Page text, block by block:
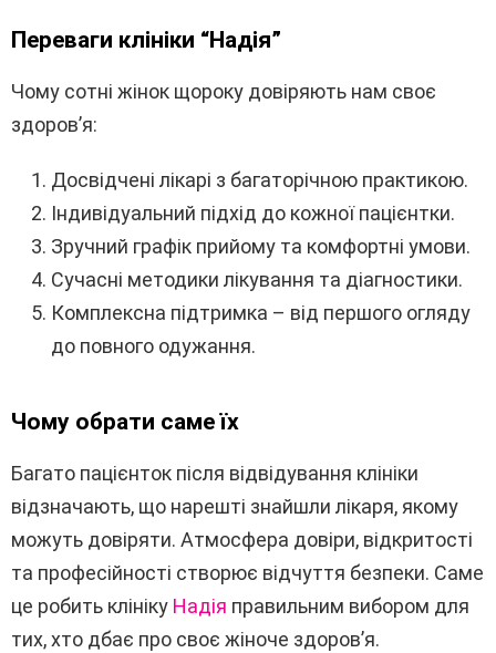
Переваги клініки “Надія”
Чому сотні жінок щороку довіряють нам своє
здоров’я:
Досвідчені лікарі з багаторічною практикою.
Індивідуальний підхід до кожної пацієнтки.
Зручний графік прийому та комфортні умови.
Сучасні методики лікування та діагностики.
Комплексна підтримка – від першого огляду
до повного одужання.
Чому обрати саме їх
Багато пацієнток після відвідування клініки
відзначають, що нарешті знайшли лікаря, якому
можуть довіряти. Атмосфера довіри, відкритості
та професійності створює відчуття безпеки. Саме
це робить клініку Надія правильним вибором для
тих, хто дбає про своє жіноче здоров’я.